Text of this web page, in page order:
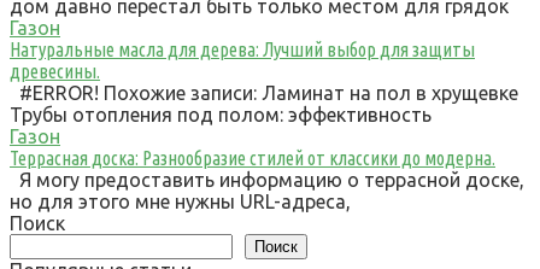
дом давно перестал быть только местом для грядок
Газон
Натуральные масла для дерева: Лучший выбор для защиты
древесины.
#ERROR! Похожие записи: Ламинат на пол в хрущевке
Трубы отопления под полом: эффективность
Газон
Террасная доска: Разнообразие стилей от классики до модерна.
Я могу предоставить информацию о террасной доске,
но для этого мне нужны URL-адреса,
Поиск
Поиск